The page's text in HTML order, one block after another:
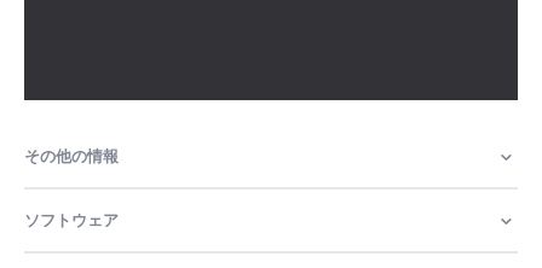
その他の情報
ソフトウェア